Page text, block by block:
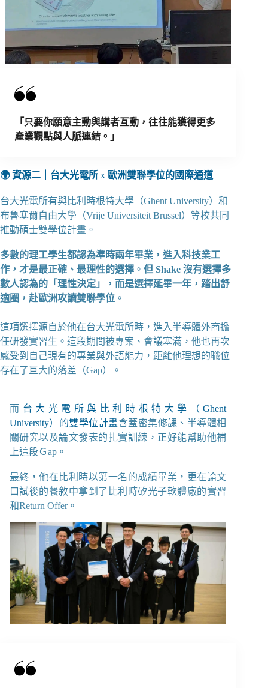
「只要你願意主動與講者互動，往往能獲得更多
產業觀點與人脈連結。」
🌍 資源二｜台大光電所 x 歐洲雙聯學位的國際通道
台大光電所有與比利時根特大學（Ghent University）和
布魯塞爾自由大學（Vrije Universiteit Brussel）等校共同
推動碩士雙學位計畫。
多數的理工學生都認為準時兩年畢業，進入科技業工
作，才是最正確、最理性的選擇 。 但 Shake 沒有選擇多
數人認為的「理性決定」，而是選擇延畢一年，踏出舒
適圈，赴歐洲攻讀雙聯學位 。
這項選擇源自於他在台大光電所時，進入半導體外商擔
任研發實習生。這段期間被專案、會議塞滿，他也再次
感受到自己現有的專業與外語能力，距離他理想的職位
存在了巨大的落差（Gap）。
而 台大光電所與比利時根特大學（Ghent
University）的雙學位計畫含蓋密集修課、半導體相
關研究以及論文發表的扎實訓練，正好能幫助他補
上這段Ｇap。
最終，他在比利時以第一名的成績畢業，更在論文
口試後的餐敘中拿到了比利時矽光子軟體廠的實習
和Return Offer。